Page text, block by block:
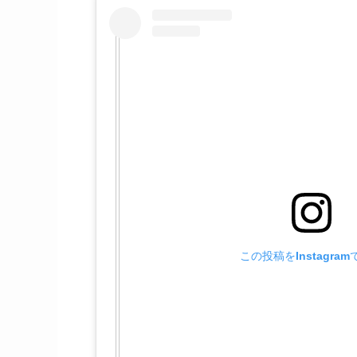
この投稿をInstagram